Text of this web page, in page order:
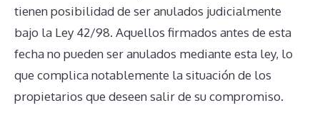
tienen posibilidad de ser anulados judicialmente
bajo la Ley 42/98. Aquellos firmados antes de esta
fecha no pueden ser anulados mediante esta ley, lo
que complica notablemente la situación de los
propietarios que deseen salir de su compromiso.